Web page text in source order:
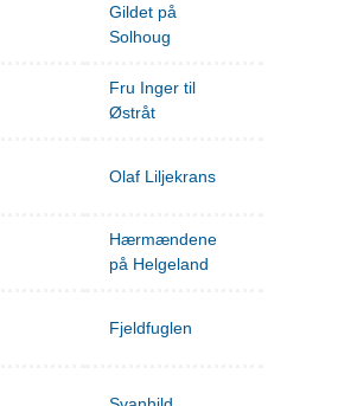
Gildet på
Solhoug
Fru Inger til
Østråt
Olaf Liljekrans
Hærmændene
på Helgeland
Fjeldfuglen